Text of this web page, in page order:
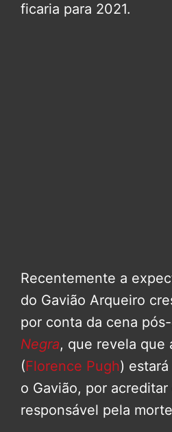
ficaria para 2021.
Recentemente a
do Gavião Arqueiro
por conta da cena
Negra, que revela que
(Florence Pugh)
o Gavião, por
responsável pela